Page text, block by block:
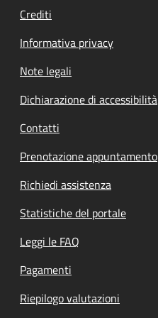
Crediti
Informativa privacy
Note legali
Dichiarazione di accessibilità
Contatti
Prenotazione appuntamento
Richiedi assistenza
Statistiche del portale
Leggi le FAQ
Pagamenti
Riepilogo valutazioni